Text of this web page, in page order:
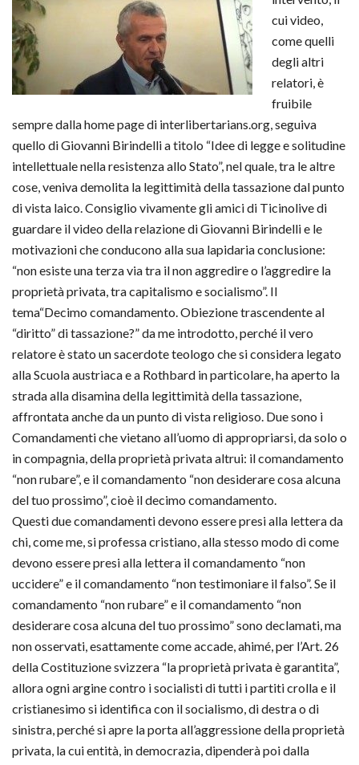
cui video,
come quelli
degli altri
relatori, è
fruibile
sempre dalla home page di interlibertarians.org, seguiva
quello di Giovanni Birindelli a titolo “Idee di legge e solitudine
intellettuale nella resistenza allo Stato”, nel quale, tra le altre
cose, veniva demolita la legittimità della tassazione dal punto
di vista laico. Consiglio vivamente gli amici di Ticinolive di
guardare il video della relazione di Giovanni Birindelli e le
motivazioni che conducono alla sua lapidaria conclusione:
“non esiste una terza via tra il non aggredire o l’aggredire la
proprietà privata, tra capitalismo e socialismo”. Il
tema“Decimo comandamento. Obiezione trascendente al
“diritto” di tassazione?” da me introdotto, perché il vero
relatore è stato un sacerdote teologo che si considera legato
alla Scuola austriaca e a Rothbard in particolare, ha aperto la
strada alla disamina della legittimità della tassazione,
affrontata anche da un punto di vista religioso. Due sono i
Comandamenti che vietano all’uomo di appropriarsi, da solo o
in compagnia, della proprietà privata altrui: il comandamento
“non rubare”, e il comandamento “non desiderare cosa alcuna
del tuo prossimo”, cioè il decimo comandamento.
Questi due comandamenti devono essere presi alla lettera da
chi, come me, si professa cristiano, alla stesso modo di come
devono essere presi alla lettera il comandamento “non
uccidere” e il comandamento “non testimoniare il falso”. Se il
comandamento “non rubare” e il comandamento “non
desiderare cosa alcuna del tuo prossimo” sono declamati, ma
non osservati, esattamente come accade, ahimé, per l’Art. 26
della Costituzione svizzera “la proprietà privata è garantita”,
allora ogni argine contro i socialisti di tutti i partiti crolla e il
cristianesimo si identifica con il socialismo, di destra o di
sinistra, perché si apre la porta all’aggressione della proprietà
privata, la cui entità, in democrazia, dipenderà poi dalla